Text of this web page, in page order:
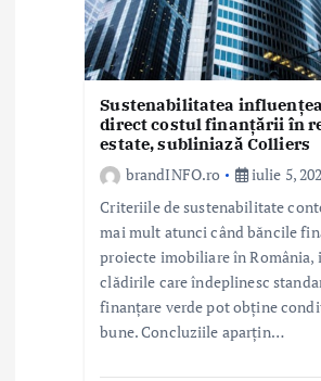
Sustenabilitatea
direct costul finanțării în
estate, subliniază Colliers
brandINFO.ro
iulie 5,
Criteriile de sustenabilitate
mai mult atunci când băncile
proiecte imobiliare în România,
clădirile care îndeplinesc
finanțare verde pot obține
bune. Concluziile aparțin…